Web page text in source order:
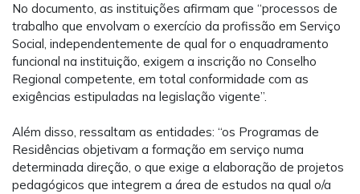
No documento, as instituições afirmam que “processos de
trabalho que envolvam o exercício da profissão em Serviço
Social, independentemente de qual for o enquadramento
funcional na instituição, exigem a inscrição no Conselho
Regional competente, em total conformidade com as
exigências estipuladas na legislação vigente”.
Além disso, ressaltam as entidades: “os Programas de
Residências objetivam a formação em serviço numa
determinada direção, o que exige a elaboração de projetos
pedagógicos que integrem a área de estudos na qual o/a